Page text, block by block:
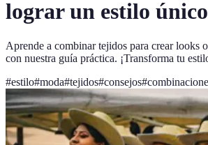
lograr un estilo único
Aprende a combinar tejidos para crear looks
con nuestra guía práctica. ¡Transforma tu
#estilo#moda#tejidos#consejos#